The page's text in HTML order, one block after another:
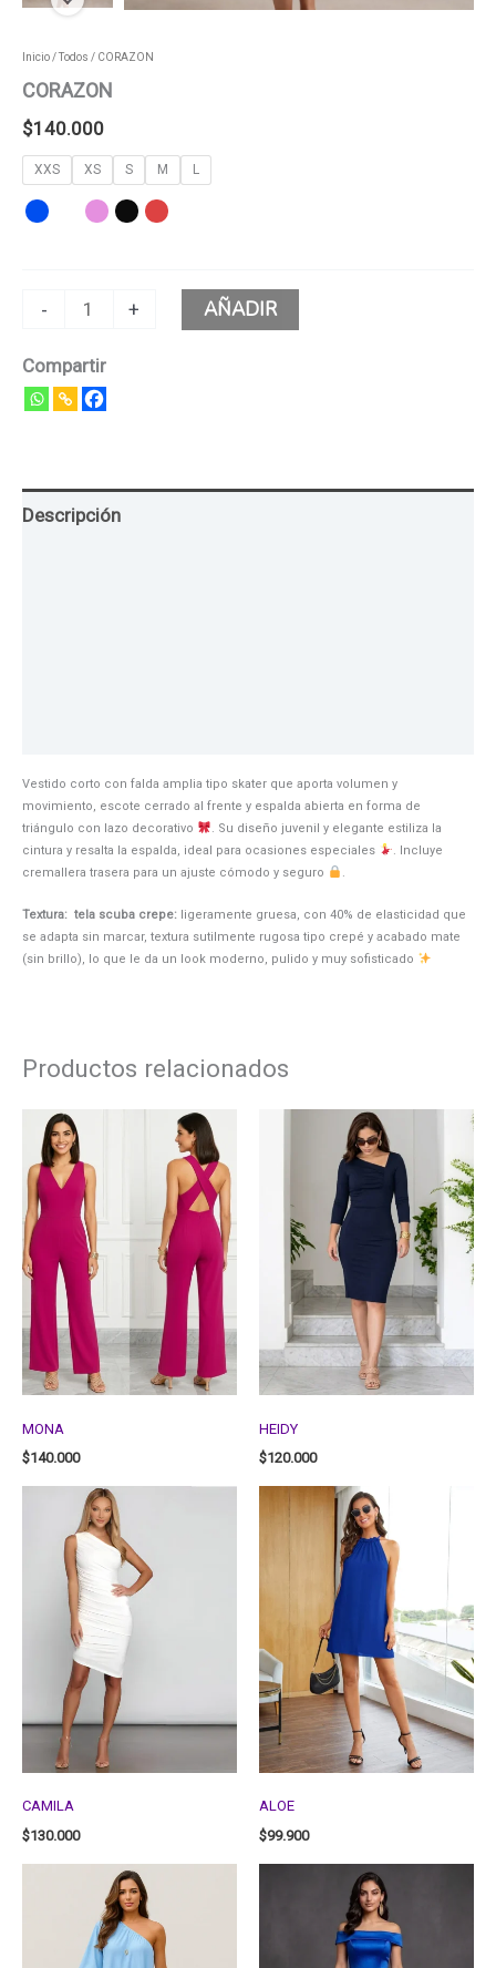
Inicio/Todos / CORAZON
CORAZON
$140.000
XXS XS S M L
- + AÑADIR
Compartir
Descripción
Vestido corto con falda amplia tipo skater que aporta volumen y
movimiento, escote cerrado al frente y espalda abierta en forma de
triángulo con lazo decorativo
. Su diseño juvenil y elegante estiliza la
cintura y resalta la espalda, ideal para ocasiones especiales
. Incluye
cremallera trasera para un ajuste cómodo y seguro
.
Textura: tela scuba crepe: ligeramente gruesa, con 40% de elasticidad que
se adapta sin marcar, textura sutilmente rugosa tipo crepé y acabado mate
(sin brillo), lo que le da un look moderno, pulido y muy sofisticado
Productos relacionados
MONA
$140.000
HEIDY
$120.000
CAMILA
$130.000
ALOE
$99.900